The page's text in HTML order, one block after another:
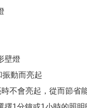
壁燈
振動而亮起
不會亮起，從而節省